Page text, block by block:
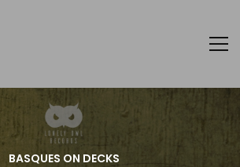
BASQUES ON DECKS